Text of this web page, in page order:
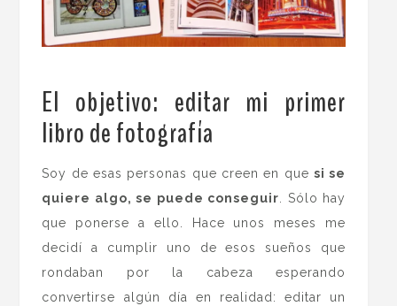
El objetivo: editar mi primer
libro de fotografía
Soy de esas personas que creen en que si se
quiere algo, se puede conseguir . Sólo hay
que ponerse a ello. Hace unos meses me
decidí a cumplir uno de esos sueños que
rondaban por la cabeza esperando
convertirse algún día en realidad: editar un